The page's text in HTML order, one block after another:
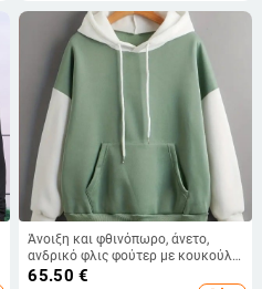
Άνοιξη και φθινόπωρο, άνετο,
ανδρικό φλις φούτερ με κουκούλα
και φαρδιά στρώση, πουλόβερ με
65.50 €